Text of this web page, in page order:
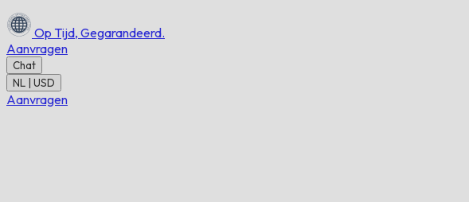
Op Tijd, Gegarandeerd.
Aanvragen
Chat
NL | USD
Aanvragen